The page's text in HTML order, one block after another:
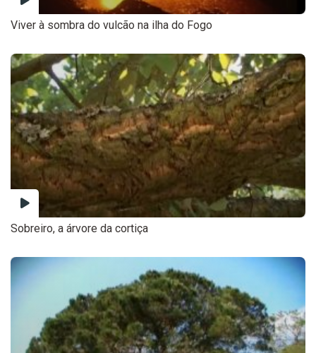
Viver à sombra do vulcão na ilha do Fogo
Sobreiro, a árvore da cortiça